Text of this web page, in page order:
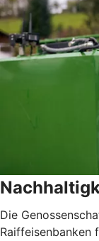
Die
Raiffeisenbanken